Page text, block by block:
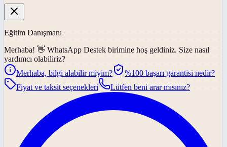
Eğitim Danışmanı
Merhaba! 👋 WhatsApp Destek birimine hoş geldiniz. Size nasıl
yardımcı olabiliriz?
Merhaba, bilgi alabilir miyim?
%100 başarı garantisi nedir?
Fiyat ve taksit seçenekleri
Lütfen beni arar mısınız?